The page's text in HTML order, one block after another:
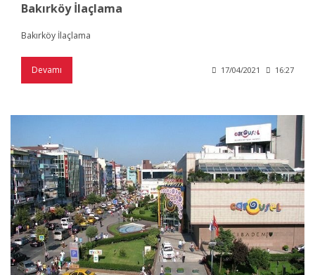
Bakırköy İlaçlama
Bakırköy İlaçlama
Devamı 17/04/2021 16:27